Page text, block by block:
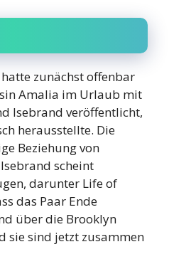
zunächst offenbar
Amalia im Urlaub mit
Isebrand veröffentlicht,
herausstellte. Die
Beziehung von
scheint
darunter Life of
das Paar Ende
über die Brooklyn
sie sind jetzt zusammen